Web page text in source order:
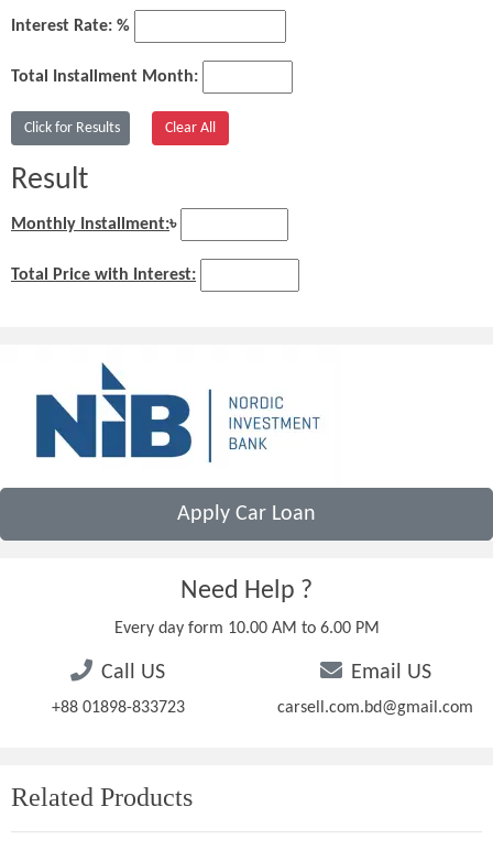
Interest Rate: %
Total Installment Month:
Result
Monthly Installment:৳
Total Price with Interest:
Apply Car Loan
Need Help ?
Every day form 10.00 AM to 6.00 PM
Call US
+88 01898-833723
Email US
carsell.com.bd@gmail.com
Related Products